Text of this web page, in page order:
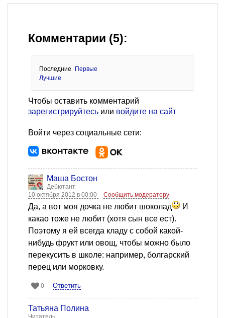
Комментарии (5):
Последние
Первые
Лучшие
Чтобы оставить комментарий
зарегистрируйтесь или войдите на сайт
Войти через социальные сети:
Маша Бостон
Дебютант
10 октября 2012 в 00:00
Сообщить модератору
Да, а вот моя дочка не любит шоколад
И
какао тоже не любит (хотя сын все ест).
Поэтому я ей всегда кладу с собой какой-
нибудь фрукт или овощ, чтобы можно было
перекусить в школе: например, болгарский
перец или морковку.
0 Ответить
Татьяна Полина